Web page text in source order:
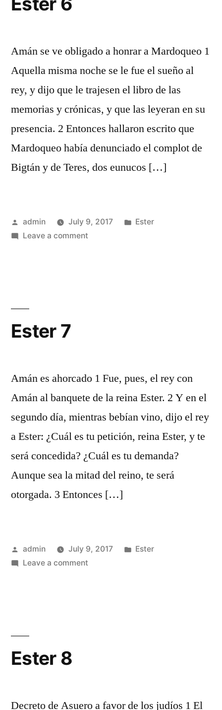
Amán se ve obligado a honrar a Mardoqueo 1
Aquella misma noche se le fue el sueño al
rey, y dijo que le trajesen el libro de las
memorias y crónicas, y que las leyeran en su
presencia. 2 Entonces hallaron escrito que
Mardoqueo había denunciado el complot de
Bigtán y de Teres, dos eunucos […]
Posted
by
admin July 9, 2017
Posted
Ester
Leave a commenton
Ester 7
Amán es ahorcado 1 Fue, pues, el rey con
Amán al banquete de la reina Ester. 2 Y en el
segundo día, mientras bebían vino, dijo el rey
a Ester: ¿Cuál es tu petición, reina Ester, y te
será concedida? ¿Cuál es tu demanda?
Aunque sea la mitad del reino, te será
otorgada. 3 Entonces […]
Posted
by
admin July 9, 2017
Posted
Ester
Leave a commenton
Ester 8
Decreto de Asuero a favor de los judíos 1 El